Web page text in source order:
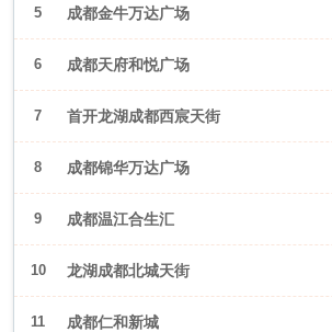
5 成都金牛万达广场
6 成都天府和悦广场
7 首开龙湖成都西宸天街
8 成都锦华万达广场
9 成都温江合生汇
10 龙湖成都北城天街
11 成都仁和新城